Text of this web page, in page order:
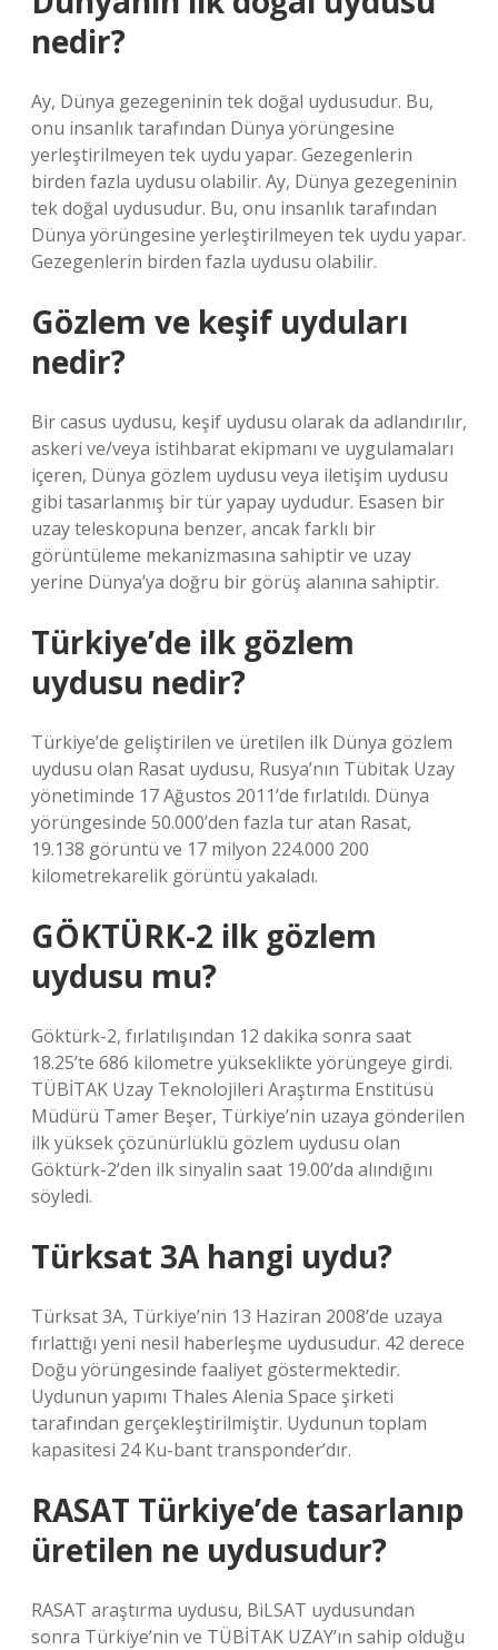
nedir?
Ay, Dünya gezegeninin tek doğal uydusudur. Bu,
onu insanlık tarafından Dünya yörüngesine
yerleştirilmeyen tek uydu yapar. Gezegenlerin
birden fazla uydusu olabilir. Ay, Dünya gezegeninin
tek doğal uydusudur. Bu, onu insanlık tarafından
Dünya yörüngesine yerleştirilmeyen tek uydu yapar.
Gezegenlerin birden fazla uydusu olabilir.
Gözlem ve keşif uyduları
nedir?
Bir casus uydusu, keşif uydusu olarak da adlandırılır,
askeri ve/veya istihbarat ekipmanı ve uygulamaları
içeren, Dünya gözlem uydusu veya iletişim uydusu
gibi tasarlanmış bir tür yapay uydudur. Esasen bir
uzay teleskopuna benzer, ancak farklı bir
görüntüleme mekanizmasına sahiptir ve uzay
yerine Dünya’ya doğru bir görüş alanına sahiptir.
Türkiye’de ilk gözlem
uydusu nedir?
Türkiye’de geliştirilen ve üretilen ilk Dünya gözlem
uydusu olan Rasat uydusu, Rusya’nın Tübitak Uzay
yönetiminde 17 Ağustos 2011’de fırlatıldı. Dünya
yörüngesinde 50.000’den fazla tur atan Rasat,
19.138 görüntü ve 17 milyon 224.000 200
kilometrekarelik görüntü yakaladı.
GÖKTÜRK-2 ilk gözlem
uydusu mu?
Göktürk-2, fırlatılışından 12 dakika sonra saat
18.25’te 686 kilometre yükseklikte yörüngeye girdi.
TÜBİTAK Uzay Teknolojileri Araştırma Enstitüsü
Müdürü Tamer Beşer, Türkiye’nin uzaya gönderilen
ilk yüksek çözünürlüklü gözlem uydusu olan
Göktürk-2’den ilk sinyalin saat 19.00’da alındığını
söyledi.
Türksat 3A hangi uydu?
Türksat 3A, Türkiye’nin 13 Haziran 2008’de uzaya
fırlattığı yeni nesil haberleşme uydusudur. 42 derece
Doğu yörüngesinde faaliyet göstermektedir.
Uydunun yapımı Thales Alenia Space şirketi
tarafından gerçekleştirilmiştir. Uydunun toplam
kapasitesi 24 Ku-bant transponder’dır.
RASAT Türkiye’de tasarlanıp
üretilen ne uydusudur?
RASAT araştırma uydusu, BiLSAT uydusundan
sonra Türkiye’nin ve TÜBİTAK UZAY’ın sahip olduğu